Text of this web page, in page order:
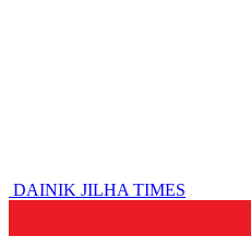
DAINIK JILHA TIMES